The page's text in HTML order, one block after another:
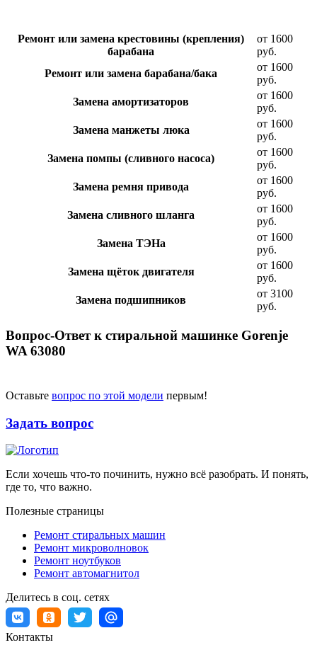
Ремонт или замена крестовины (крепления)
барабана
от 1600
руб.
Ремонт или замена барабана/бака
от 1600
руб.
Замена амортизаторов
от 1600
руб.
Замена манжеты люка
от 1600
руб.
Замена помпы (сливного насоса)
от 1600
руб.
Замена ремня привода
от 1600
руб.
Замена сливного шланга
от 1600
руб.
Замена ТЭНа
от 1600
руб.
Замена щёток двигателя
от 1600
руб.
Замена подшипников
от 3100
руб.
Вопрос-Ответ к стиральной машинке Gorenje
WA 63080
Оставьте вопрос по этой модели первым!
Задать вопрос
Если хочешь что-то починить, нужно всё разобрать. И понять,
где то, что важно.
Полезные страницы
Ремонт стиральных машин
Ремонт микроволновок
Ремонт ноутбуков
Ремонт автомагнитол
Делитесь в соц. сетях
Контакты